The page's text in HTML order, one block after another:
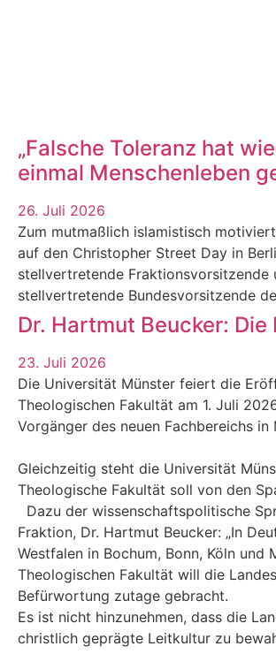
„Falsche Toleranz hat
einmal Menschenleben
26. Juli 2026
Zum mutmaßlich islamistisch
auf den Christopher Street Day in
stellvertretende Fraktionsvorsitzende
stellvertretende Bundesvorsitzende
Dr. Hartmut Beucker:
23. Juli 2026
Die Universität Münster feiert die
Theologischen Fakultät am 1. Juli
Vorgänger des neuen Fachbereichs
Gleichzeitig steht die Universität
Theologische Fakultät soll von den
Dazu der wissenschaftspolitische
Fraktion, Dr. Hartmut Beucker: „In
Westfalen in Bochum, Bonn, Köln und
Theologischen Fakultät will die
Befürwortung zutage gebracht.
Es ist nicht hinzunehmen, dass die
christlich geprägte Leitkultur zu